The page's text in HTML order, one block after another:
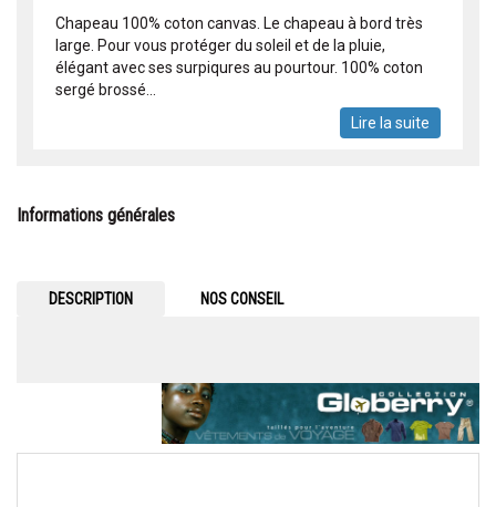
Chapeau 100% coton canvas. Le chapeau à bord très
large. Pour vous protéger du soleil et de la pluie,
élégant avec ses surpiqures au pourtour. 100% coton
sergé brossé...
Lire la suite
Informations générales
DESCRIPTION NOS CONSEIL